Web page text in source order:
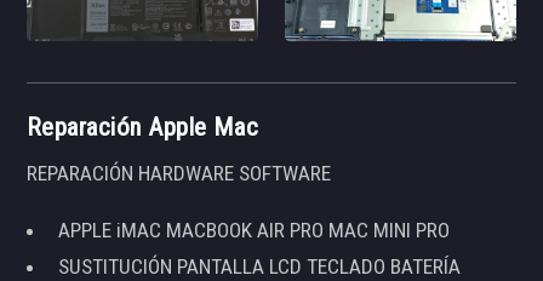
Reparación Apple Mac
REPARACIÓN HARDWARE SOFTWARE
APPLE iMAC MACBOOK AIR PRO MAC MINI PRO
SUSTITUCIÓN PANTALLA LCD TECLADO BATERÍA